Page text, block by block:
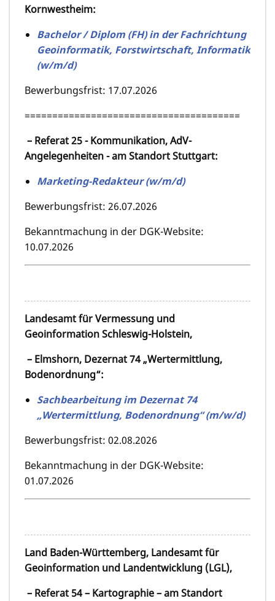
Kornwestheim:
Bachelor / Diplom (FH) in der Fachrichtung
Geoinformatik, Forstwirtschaft, Informatik
(w/m/d)
Bewerbungsfrist: 17.07.2026
=======================================
– Referat 25 - Kommunikation, AdV-
Angelegenheiten - am Standort Stuttgart:
Marketing-Redakteur (w/m/d)
Bewerbungsfrist: 26.07.2026
Bekanntmachung in der DGK-Website:
10.07.2026
Landesamt für Vermessung und
Geoinformation Schleswig-Holstein,
– Elmshorn, Dezernat 74 „Wertermittlung,
Bodenordnung“:
Sachbearbeitung im Dezernat 74
„Wertermittlung, Bodenordnung“ (m/w/d)
Bewerbungsfrist: 02.08.2026
Bekanntmachung in der DGK-Website:
01.07.2026
Land Baden-Württemberg, Landesamt für
Geoinformation und Landentwicklung (LGL),
– Referat 54 – Kartographie – am Standort